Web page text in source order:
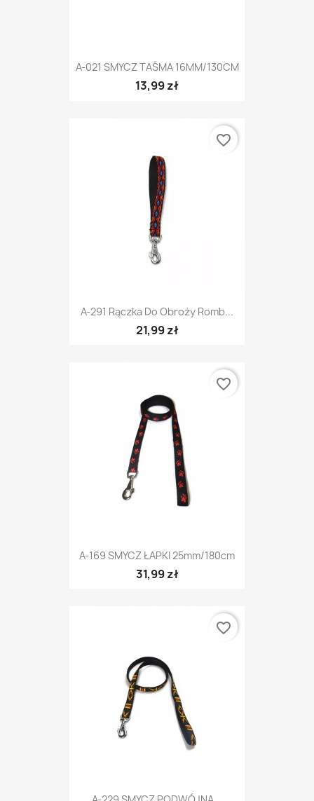
A-021 SMYCZ TAŚMA 16MM/130CM
13,99 zł
A-291 Rączka Do Obroży Romb...
21,99 zł
favorite_border
A-169 SMYCZ ŁAPKI 25mm/180cm
31,99 zł
favorite_border
favorite_border